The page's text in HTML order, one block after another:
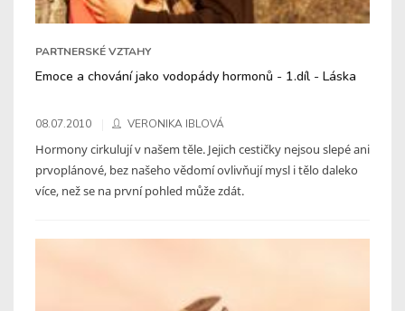
PARTNERSKÉ VZTAHY
Emoce a chování jako vodopády hormonů - 1.díl - Láska
08.07.2010 VERONIKA IBLOVÁ
Hormony cirkulují v našem těle. Jejich cestičky nejsou slepé ani
prvoplánové, bez našeho vědomí ovlivňují mysl i tělo daleko
více, než se na první pohled může zdát.